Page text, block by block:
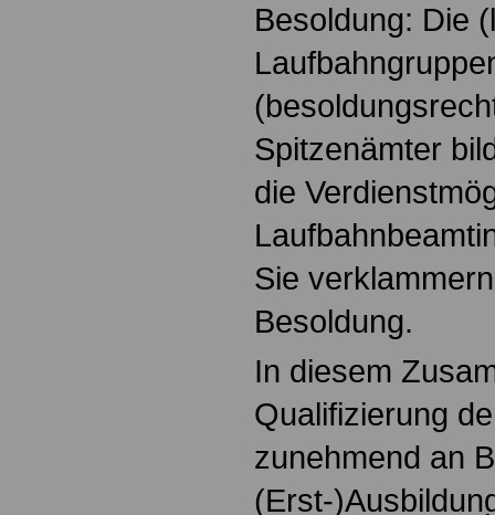
Besoldung: Die
Spitzenämter
die
Sie
Besoldung.
In diesem
Qualifizierung
zunehmend an
(Erst-